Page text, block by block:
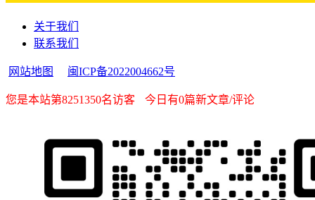
关于我们
联系我们
网站地图 闽ICP备2022004662号
您是本站第8251350名访客 今日有0篇新文章/评论